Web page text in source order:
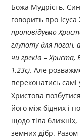
Божа Мудрість,
говорить про
проповідуємо
глупоту для поган,
чи греків –
1,23с). Але
переконатись самі
Христова
його між бідних і
щодо тіла ближніх,
земних дібр.